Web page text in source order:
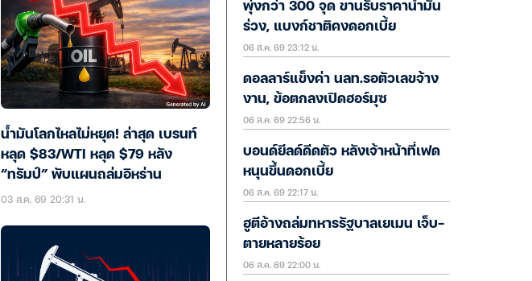
น้ำมันโลกไหลไม่หยุด! ล่าสุด เบรนท์
หลุด $83/WTI หลุด $79 หลัง
“ทรัมป์” พับแผนถล่มอิหร่าน
03 ส.ค. 69 20:31 น.
พุ่งกว่า 300 จุด ขานรับราคาน้ำมัน
ร่วง, แบงก์ชาติคงดอกเบี้ย
06 ส.ค. 69 23:12 น.
ดอลลาร์แข็งค่า นลท.รอตัวเลขจ้าง
งาน, ข้อตกลงเปิดฮอร์มุซ
06 ส.ค. 69 22:56 น.
บอนด์ยีลด์ดีดตัว หลังเจ้าหน้าที่เฟด
หนุนขึ้นดอกเบี้ย
06 ส.ค. 69 22:17 น.
ฮูตีอ้างถล่มทหารรัฐบาลเยเมน เจ็บ-
ตายหลายร้อย
06 ส.ค. 69 22:00 น.